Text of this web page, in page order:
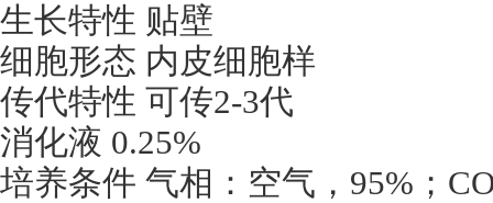
生长特性 贴壁
细胞形态 内皮细胞样
传代特性 可传2-3代
消化液 0.25%
培养条件 气相：空气， 95% ；